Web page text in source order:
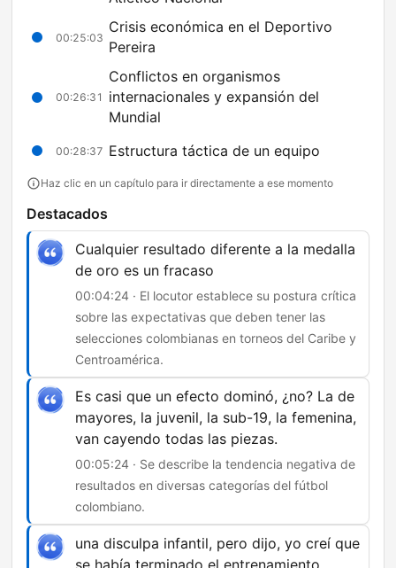
00:25:03
Crisis económica en el Deportivo
Pereira
00:26:31
Conflictos en organismos
internacionales y expansión del
Mundial
00:28:37 Estructura táctica de un equipo
Haz clic en un capítulo para ir directamente a ese momento
Destacados
Cualquier resultado diferente a la medalla
de oro es un fracaso
00:04:24 · El locutor establece su postura crítica
sobre las expectativas que deben tener las
selecciones colombianas en torneos del Caribe y
Centroamérica.
Es casi que un efecto dominó, ¿no? La de
mayores, la juvenil, la sub-19, la femenina,
van cayendo todas las piezas.
00:05:24 · Se describe la tendencia negativa de
resultados en diversas categorías del fútbol
colombiano.
una disculpa infantil, pero dijo, yo creí que